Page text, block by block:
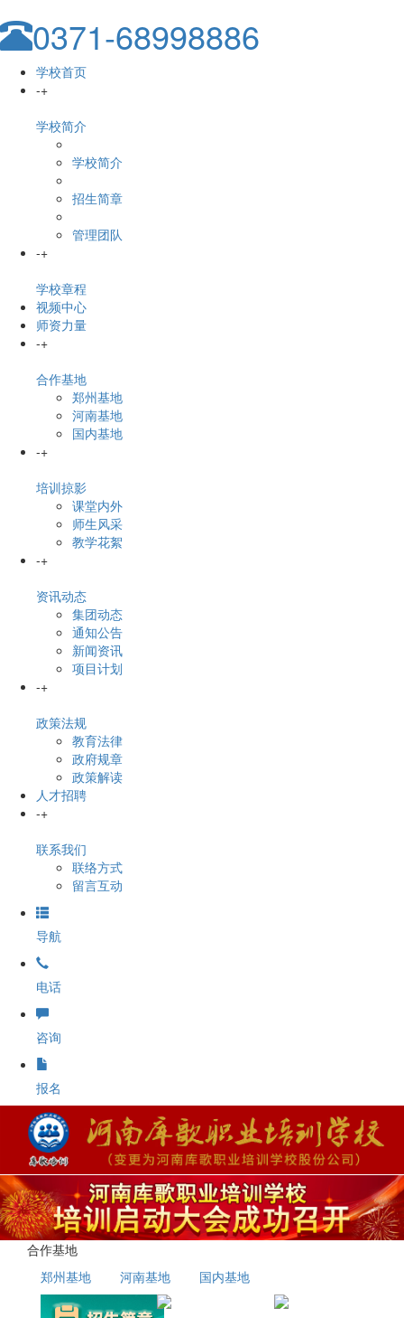
0371-68998886
学校首页
-+
学校简介
学校简介
招生简章
管理团队
-+
学校章程
视频中心
师资力量
-+
合作基地
郑州基地
河南基地
国内基地
-+
培训掠影
课堂内外
师生风采
教学花絮
-+
资讯动态
集团动态
通知公告
新闻资讯
项目计划
-+
政策法规
教育法律
政府规章
政策解读
人才招聘
-+
联系我们
联络方式
留言互动
导航
电话
咨询
报名
合作基地
郑州基地
河南基地 国内基地